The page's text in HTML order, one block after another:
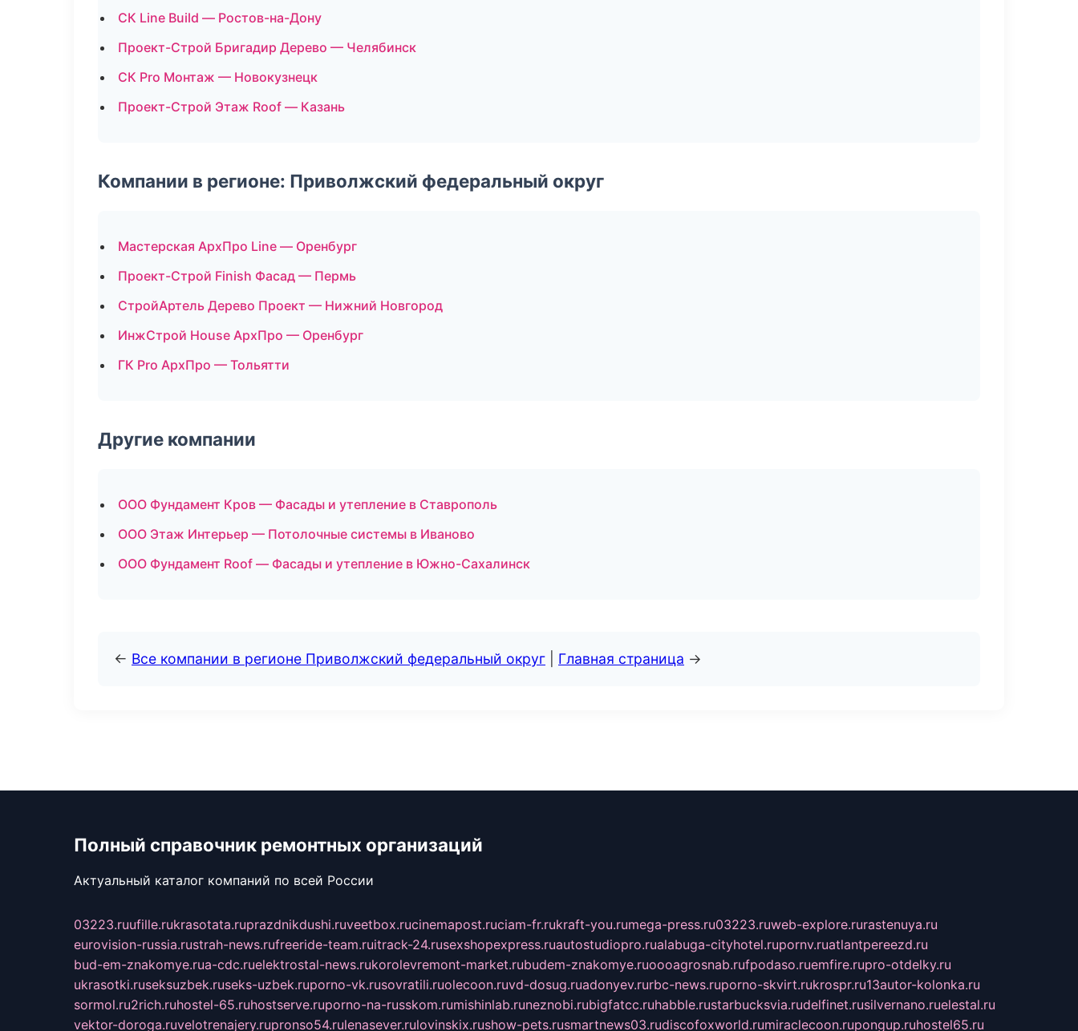
СК Line Build — Ростов-на-Дону
Проект-Строй Бригадир Дерево — Челябинск
СК Pro Монтаж — Новокузнецк
Проект-Строй Этаж Roof — Казань
Компании в регионе: Приволжский федеральный округ
Мастерская АрхПро Line — Оренбург
Проект-Строй Finish Фасад — Пермь
СтройАртель Дерево Проект — Нижний Новгород
ИнжСтрой House АрхПро — Оренбург
ГК Pro АрхПро — Тольятти
Другие компании
ООО Фундамент Кров — Фасады и утепление в Ставрополь
ООО Этаж Интерьер — Потолочные системы в Иваново
ООО Фундамент Roof — Фасады и утепление в Южно-Сахалинск
← Все компании в регионе Приволжский федеральный округ Главная страница →
Полный справочник ремонтных организаций
Актуальный каталог компаний по всей России
03223.ruufille.rukrasotata.ruprazdnikdushi.ruveetbox.rucinemapost.ruciam-fr.rukraft-you.rumega-press.ru03223.ruweb-explore.rurastenuya.ru
eurovision-russia.rustrah-news.rufreeride-team.ruitrack-24.rusexshopexpress.ruautostudiopro.rualabuga-cityhotel.rupornv.ruatlantpereezd.ru
bud-em-znakomye.rua-cdc.ruelektrostal-news.rukorolevremont-market.rubudem-znakomye.ruoooagrosnab.rufpodaso.ruemfire.rupro-otdelky.ru
ukrasotki.ruseksuzbek.ruseks-uzbek.ruporno-vk.rusovratili.ruolecoon.ruvd-dosug.ruadonyev.rurbc-news.ruporno-skvirt.rukrospr.ru13autor-kolonka.ru
sormol.ru2rich.ruhostel-65.ruhostserve.ruporno-na-russkom.rumishinlab.runeznobi.rubigfatcc.ruhabble.rustarbucksvia.rudelfinet.rusilvernano.ruelestal.ru
vektor-doroga.ruvelotrenajery.rupronso54.rulenasever.rulovinskix.rushow-pets.rusmartnews03.rudiscofoxworld.rumiraclecoon.rupongup.ruhostel65.ru